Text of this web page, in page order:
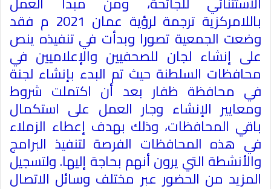
باللامركزية ترجمة لرؤية عمان 2021 م فقد
وضعت الجمعية تصورا وبدأت في تنفيذه ينص
على إنشاء لجان للصحفيين والإعلاميين في
محافظات السلطنة حيث تم البدء بإنشاء لجنة
في محافظة ظفار بعد أن اكتملت شروط
ومعايير الإنشاء وجار العمل على استكمال
باقي المحافظات، وذلك بهدف إعطاء الزملاء
في هذه المحافظات الفرصة لتنفيذ البرامج
والأنشطة التي يرون أنهم بحاجة إليها. ولتسجيل
المزيد من الحضور عبر مختلف وسائل الاتصال